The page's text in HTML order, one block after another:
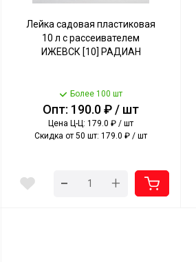
Лейка садовая пластиковая
10 л с рассеивателем
ИЖЕВСК [10] РАДИАН
Более 100 шт
Опт: 190.0 ₽ / шт
Цена Ц-Ц: 179.0 ₽ / шт
Скидка от 50 шт: 179.0 ₽ / шт
- +